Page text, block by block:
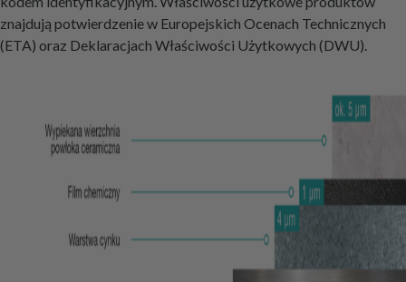
znajdują potwierdzenie w Europejskich Ocenach Technicznych
(ETA) oraz Deklaracjach Właściwości Użytkowych (DWU).